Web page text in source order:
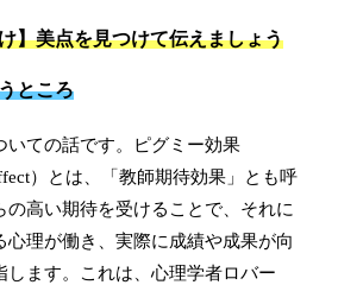
】美点を見つけて伝えましょう
ところ
いての話です。ピグミー効果
）とは、「教師期待効果」とも呼
の高い期待を受けることで、それに
心理が働き、実際に成績や成果が向
します。これは、心理学者ロバー